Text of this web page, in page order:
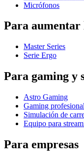
Micrófonos
Para
Master Series
Serie Ergo
Para gaming y
Astro Gaming
Gaming profesional
Simulación de
Equipo para
Para empresas